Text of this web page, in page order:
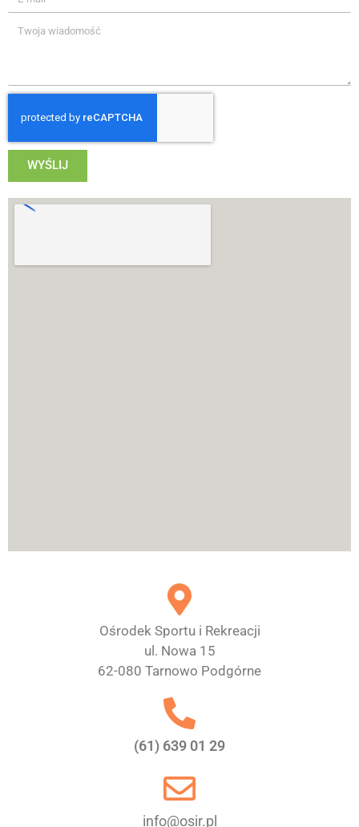
WYŚLIJ
Ośrodek Sportu i Rekreacji
ul. Nowa 15
62-080 Tarnowo Podgórne
(61) 639 01 29
info@osir.pl